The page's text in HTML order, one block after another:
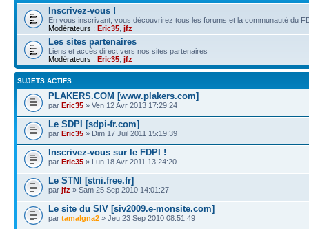
Inscrivez-vous !
En vous inscrivant, vous découvrirez tous les forums et la communauté du
Modérateurs : Eric35 jfz
Les sites partenaires
Liens et accès direct vers nos sites partenaires
Modérateurs : Eric35 jfz
SUJETS ACTIFS
PLAKERS.COM [www.plakers.com]
par Eric35 » Ven 12 Avr 2013 17:29:24
Le SDPI [sdpi-fr.com]
par Eric35 » Dim 17 Juil 2011 15:19:39
Inscrivez-vous sur le FDPI !
par Eric35 » Lun 18 Avr 2011 13:24:20
Le STNI [stni.free.fr]
par jfz » Sam 25 Sep 2010 14:01:27
Le site du SIV [siv2009.e-monsite.com]
par tamalgna2 » Jeu 23 Sep 2010 08:51:49